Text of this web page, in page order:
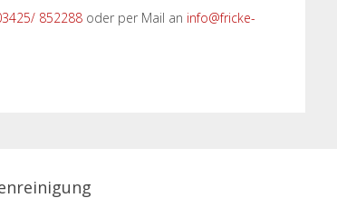
852288 oder per Mail an info@fricke-